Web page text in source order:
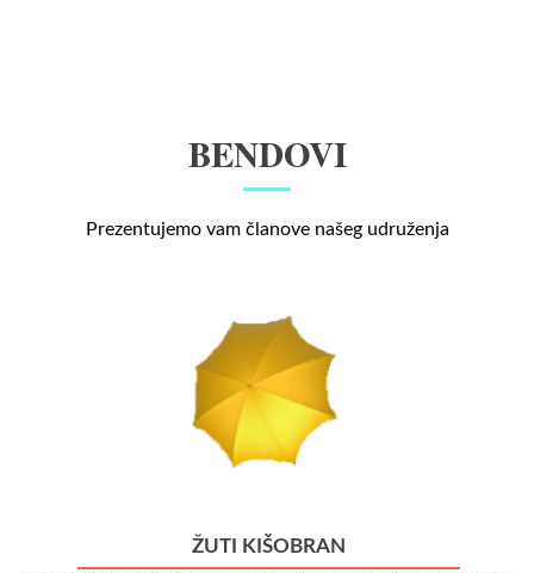
BENDOVI
Prezentujemo vam članove našeg udruženja
ŽUTI KIŠOBRAN